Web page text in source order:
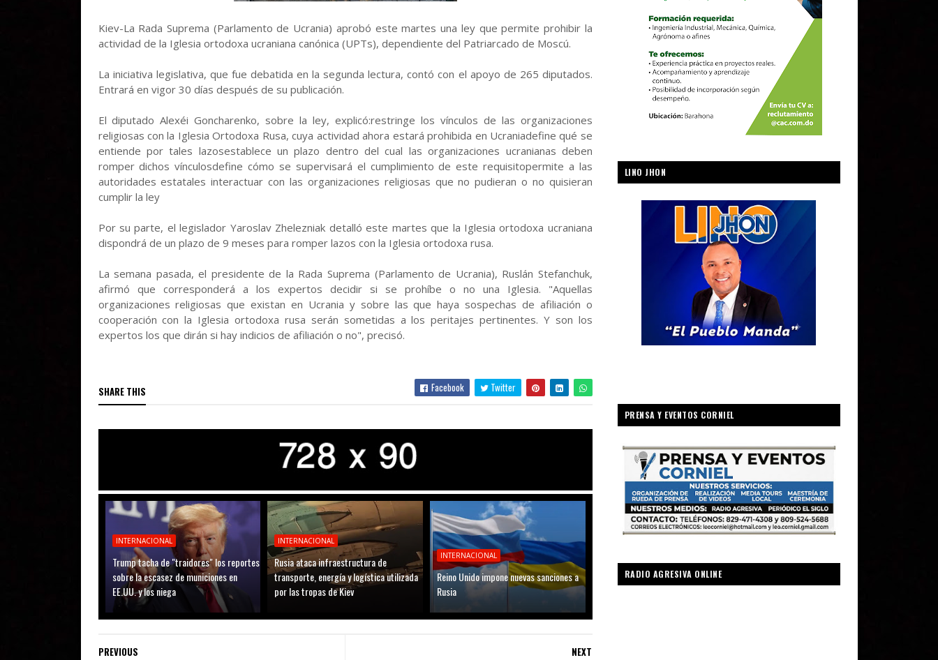
Kiev-La Rada Suprema (Parlamento de Ucrania) aprobó este martes una ley que permite prohibir la
actividad de la Iglesia ortodoxa ucraniana canónica (UPTs), dependiente del Patriarcado de Moscú.
La iniciativa legislativa, que fue debatida en la segunda lectura, contó con el apoyo de 265 diputados.
Entrará en vigor 30 días después de su publicación.
El diputado Alexéi Goncharenko, sobre la ley, explicó:restringe los vínculos de las organizaciones
religiosas con la Iglesia Ortodoxa Rusa, cuya actividad ahora estará prohibida en Ucraniadefine qué se
entiende por tales lazosestablece un plazo dentro del cual las organizaciones ucranianas deben
romper dichos vínculosdefine cómo se supervisará el cumplimiento de este requisitopermite a las
autoridades estatales interactuar con las organizaciones religiosas que no pudieran o no quisieran
cumplir la ley
Por su parte, el legislador Yaroslav Zhelezniak detalló este martes que la Iglesia ortodoxa ucraniana
dispondrá de un plazo de 9 meses para romper lazos con la Iglesia ortodoxa rusa.
La semana pasada, el presidente de la Rada Suprema (Parlamento de Ucrania), Ruslán Stefanchuk,
afirmó que corresponderá a los expertos decidir si se prohíbe o no una Iglesia. "Aquellas
organizaciones religiosas que existan en Ucrania y sobre las que haya sospechas de afiliación o
cooperación con la Iglesia ortodoxa rusa serán sometidas a los peritajes pertinentes. Y son los
expertos los que dirán si hay indicios de afiliación o no", precisó.
SHARE THIS Facebook Twitter
INTERNACIONAL
Trump tacha de "traidores" los reportes
sobre la escasez de municiones en
EE.UU. y los niega
INTERNACIONAL
Rusia ataca infraestructura de
transporte, energía y logística utilizada
por las tropas de Kiev
INTERNACIONAL
Reino Unido impone nuevas sanciones a
Rusia
NEXT
PREVIOUS
LINO JHON
PRENSA Y EVENTOS CORNIEL
RADIO AGRESIVA ONLINE